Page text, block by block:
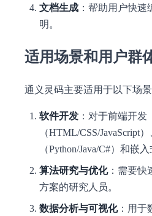
文档生成 ：帮助用户快
明。
适用场景和用户群
通义灵码主要适用于以下场景
软件开发 ：对于前端开发
（HTML/CSS/JavaScript
（Python/Java/C#）和嵌
算法研究与优化：需要快
方案的研究人员。
数据分析与可视化：用于